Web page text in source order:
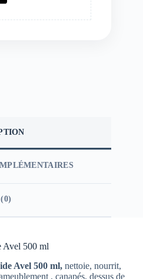
Avel 500 ml
Avel 500 ml, nettoie, nourrit,
, canapés, dessus de